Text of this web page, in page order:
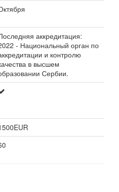
аккредитация:
- Национальный орган по
и контролю
в высшем
Сербии.